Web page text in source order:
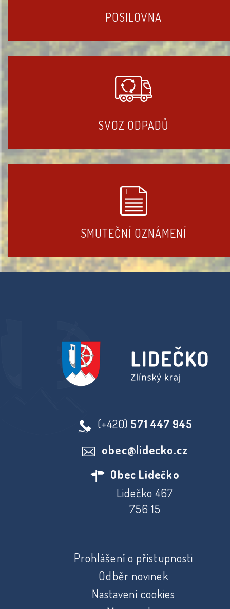
POSILOVNA
SVOZ ODPADŮ
SMUTEČNÍ OZNÁMENÍ
(+420) 571 447 945
obec@lidecko.cz
Obec Lidečko
Lidečko 467
756 15
Prohlášení o přístupnosti
Odběr novinek
Nastavení cookies